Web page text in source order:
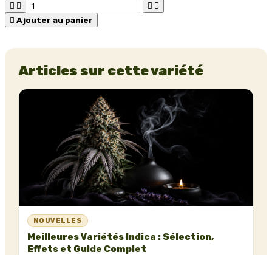
   
 Ajouter au panier
Articles sur cette variété
NOUVELLES
Meilleures Variétés Indica : Sélection,
Effets et Guide Complet